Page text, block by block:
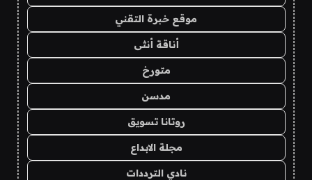
موقع خبرة التقني
أناقة أنثى
متورخ
مدسن
روتانا تسويق
مجلة الابداع
نادي الترددات